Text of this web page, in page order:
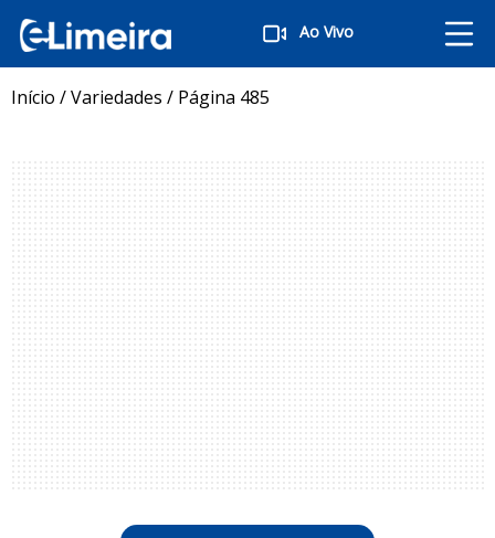
Ao Vivo
Início /Variedades / Página 485